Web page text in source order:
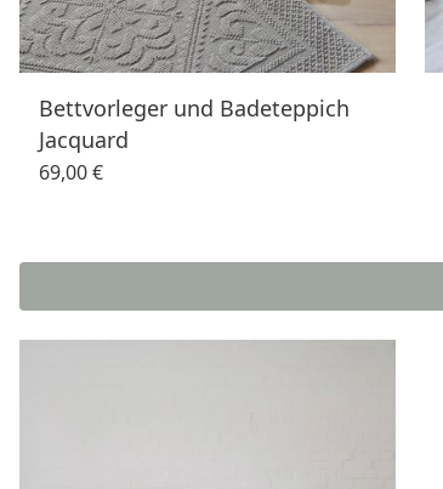
Bettvorleger und Badeteppich
Jacquard
69,00 €